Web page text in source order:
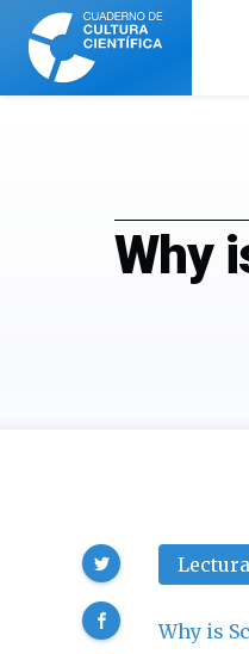
Cuaderno
Cultura
Científica
Why
Why is
Compartir